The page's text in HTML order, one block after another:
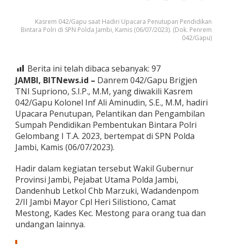
G
a
a
d
i
r
i
U
p
a
c
a
a
P
e
n
u
t
u
Kasrem 042/Gapu saat Hadiri Upacara Penutupan Pendidikan
Bintara Polri di SPN Polda Jambi, Kamis (06/07/2023). (Dok. Penrem
042/Gapu)
Berita ini telah dibaca sebanyak: 97
JAMBI, BITNews.id – Danrem 042/Gapu Brigjen
TNI Supriono, S.I.P., M.M, yang diwakili Kasrem
042/Gapu Kolonel Inf Ali Aminudin, S.E., M.M, hadiri
Upacara Penutupan, Pelantikan dan Pengambilan
Sumpah Pendidikan Pembentukan Bintara Polri
Gelombang I T.A. 2023, bertempat di SPN Polda
Jambi, Kamis (06/07/2023).
Hadir dalam kegiatan tersebut Wakil Gubernur
Provinsi Jambi, Pejabat Utama Polda Jambi,
Dandenhub Letkol Chb Marzuki, Wadandenpom
2/II Jambi Mayor Cpl Heri Silistiono, Camat
Mestong, Kades Kec. Mestong para orang tua dan
undangan lainnya.